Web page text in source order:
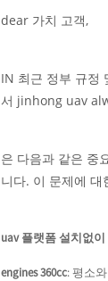
dear 가치 고객,
IN 최근 정부 규정
서 jinhong uav
은 다음과 같은 중
니다. 이 문제에 대
uav 플랫폼 설치없
engines 360cc: 평소